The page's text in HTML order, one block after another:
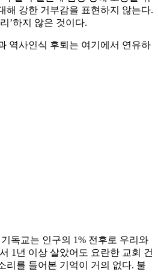
해 강한 거부감을 표현하지 않는다.
’하지 않은 것이다.
역사인식 후퇴는 여기에서 연유하
독교는 인구의 1% 전후로 우리와
1년 이상 살았어도 요란한 교회 건
리를 들어본 기억이 거의 없다. 불